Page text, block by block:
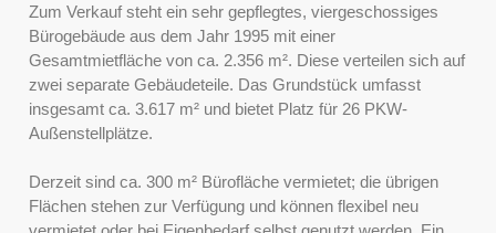
Zum Verkauf steht ein sehr gepflegtes, viergeschossiges
Bürogebäude aus dem Jahr 1995 mit einer
Gesamtmietfläche von ca. 2.356 m². Diese verteilen sich auf
zwei separate Gebäudeteile. Das Grundstück umfasst
insgesamt ca. 3.617 m² und bietet Platz für 26 PKW-
Außenstellplätze.
Derzeit sind ca. 300 m² Bürofläche vermietet; die übrigen
Flächen stehen zur Verfügung und können flexibel neu